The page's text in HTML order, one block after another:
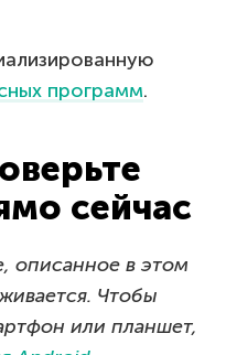
программ.
сейчас
описанное в этом
Чтобы
или планшет,